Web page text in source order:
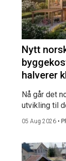
Nytt
halverer
Nå går det
utvikling til
05 Aug 2026 •